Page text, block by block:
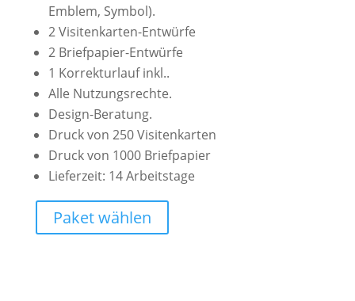
Emblem, Symbol).
2 Visitenkarten-Entwürfe
2 Briefpapier-Entwürfe
1 Korrekturlauf inkl..
Alle Nutzungsrechte.
Design-Beratung.
Druck von 250 Visitenkarten
Druck von 1000 Briefpapier
Lieferzeit: 14 Arbeitstage
Paket wählen